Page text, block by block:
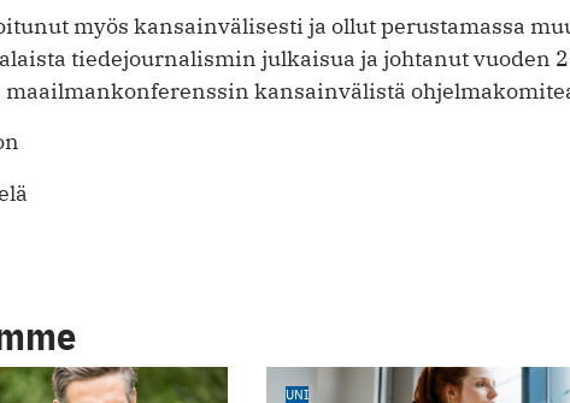
myös kansainvälisesti ja ollut perustamassa
tiedejournalismin julkaisua ja johtanut vuoden
kansainvälistä
UNI